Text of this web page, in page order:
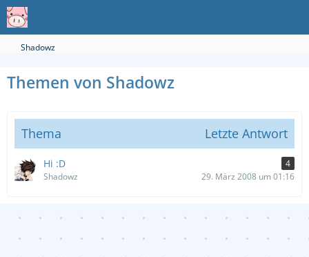
Shadowz
Themen von Shadowz
Thema Letzte Antwort
Hi :D
4
Shadowz
29. März 2008 um 01:16